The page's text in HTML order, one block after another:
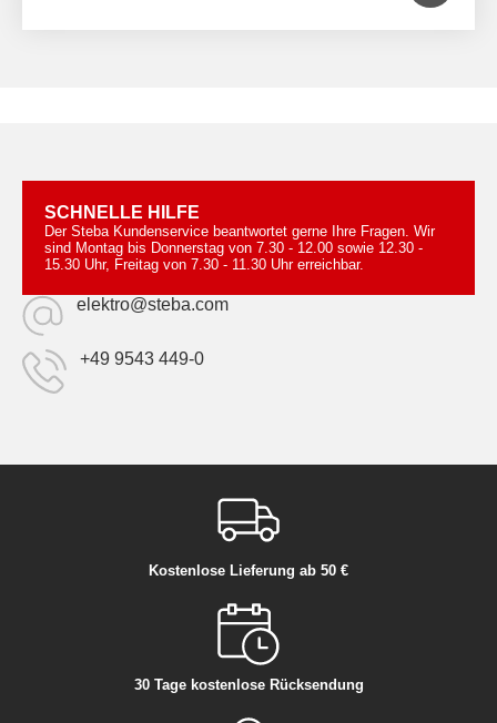
SCHNELLE HILFE
Der Steba Kundenservice beantwortet gerne Ihre Fragen. Wir
sind Montag bis Donnerstag von 7.30 - 12.00 sowie 12.30 -
15.30 Uhr, Freitag von 7.30 - 11.30 Uhr erreichbar.
elektro@steba.com
+49 9543 449-0
Kostenlose Lieferung ab 50 €
30 Tage kostenlose Rücksendung